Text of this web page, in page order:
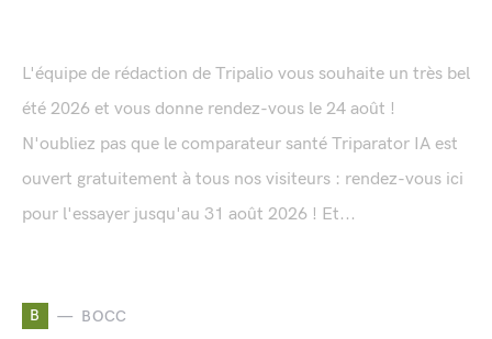
L'équipe de rédaction de Tripalio vous souhaite un très bel
été 2026 et vous donne rendez-vous le 24 août !
N'oubliez pas que le comparateur santé Triparator IA est
ouvert gratuitement à tous nos visiteurs : rendez-vous ici
pour l'essayer jusqu'au 31 août 2026 ! Et...
B BOCC